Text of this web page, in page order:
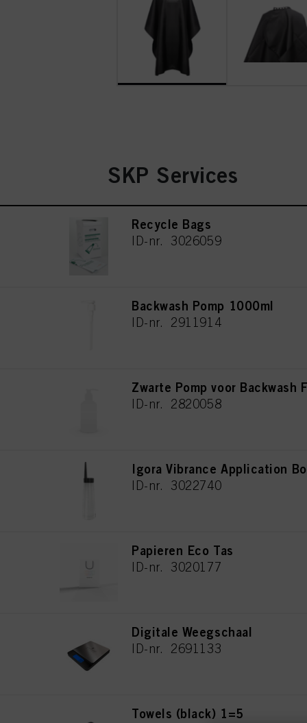
SKP Services
Recycle Bags
ID-nr. 3026059
Backwash Pomp 1000ml
ID-nr. 2911914
Zwarte Pomp voor Backwash
ID-nr. 2820058
Igora Vibrance Application
ID-nr. 3022740
Papieren Eco Tas
ID-nr. 3020177
Digitale Weegschaal
ID-nr. 2691133
Towels (black) 1=5